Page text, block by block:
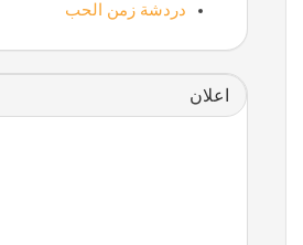
دردشة زمن الحب
اعلان